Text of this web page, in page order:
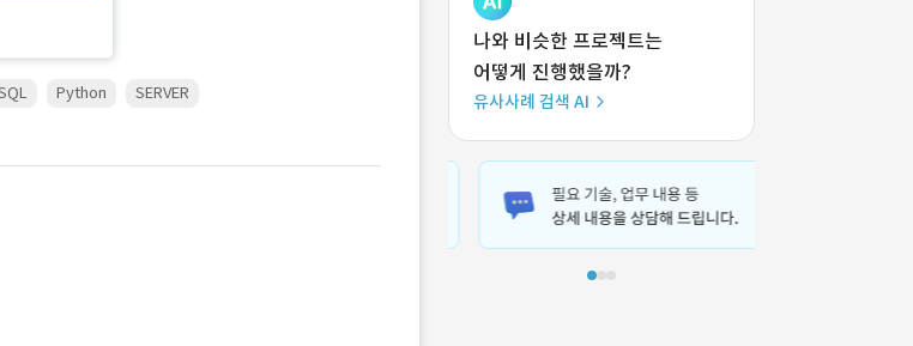
Python SERVER
나와 비슷한 프로젝트는
어떻게 진행했을까?
유사사례 검색 AI